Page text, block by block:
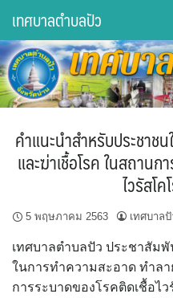
content
DWQA Ask Question
DWQA Questions
กองการศึกษา
กองยุทธศาสตร์และงบประมาณ
เทศบาลตำบลปัว
คำแนะนำสำหรับประชาช
และฆ่าเชื้อโรค ในสถาน
ไวรัสโ
5 พฤษภาคม 2563 เทศบาลปั
เทศบาลตำบลปัว ประชาสัม
ในการทำความสะอาด ทำล
การระบาดของโรคติดเชื้อไ